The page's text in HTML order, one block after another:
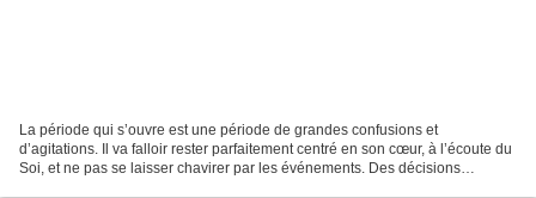
La période qui s’ouvre est une période de grandes confusions et
d’agitations. Il va falloir rester parfaitement centré en son cœur, à l’écoute du
Soi, et ne pas se laisser chavirer par les événements. Des décisions